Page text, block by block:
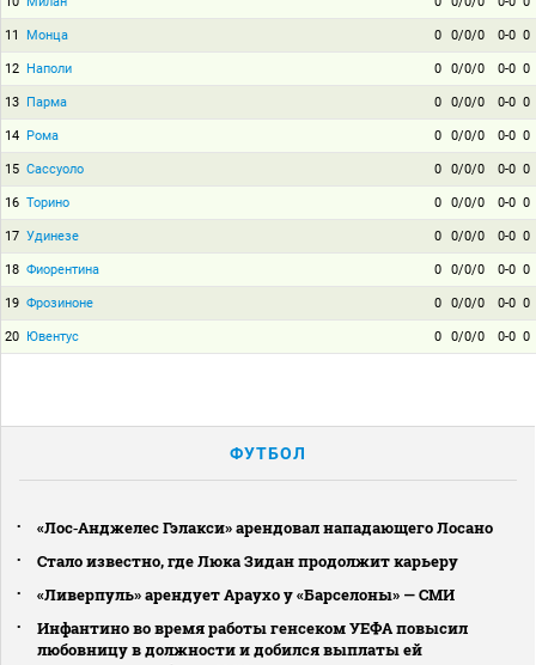
11 Монца 0 0/0/0 0-0 0
12 Наполи 0 0/0/0 0-0 0
13 Парма 0 0/0/0 0-0 0
14 Рома 0 0/0/0 0-0 0
15 Сассуоло 0 0/0/0 0-0 0
16 Торино 0 0/0/0 0-0 0
17 Удинезе 0 0/0/0 0-0 0
18 Фиорентина 0 0/0/0 0-0 0
19 Фрозиноне 0 0/0/0 0-0 0
20 Ювентус 0 0/0/0 0-0 0
ФУТБОЛ
«Лос‑Анджелес Гэлакси» арендовал нападающего Лосано
Стало известно, где Люка Зидан продолжит карьеру
«Ливерпуль» арендует Араухо у «Барселоны» — СМИ
Инфантино во время работы генсеком УЕФА повысил
любовницу в должности и добился выплаты ей